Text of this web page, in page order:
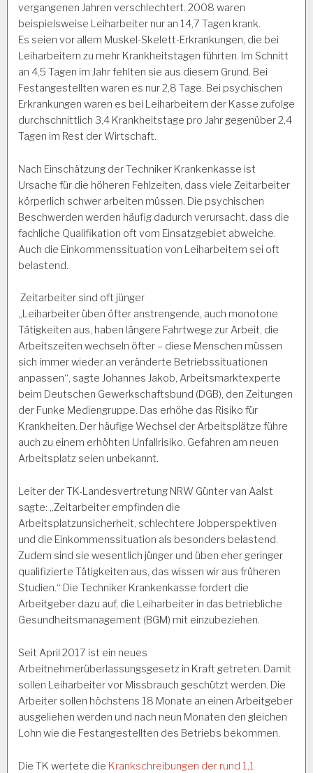
vergangenen Jahren verschlechtert. 2008 waren
beispielsweise Leiharbeiter nur an 14,7 Tagen krank.
Es seien vor allem Muskel-Skelett-Erkrankungen, die bei
Leiharbeitern zu mehr Krankheitstagen führten. Im Schnitt
an 4,5 Tagen im Jahr fehlten sie aus diesem Grund. Bei
Festangestellten waren es nur 2,8 Tage. Bei psychischen
Erkrankungen waren es bei Leiharbeitern der Kasse zufolge
durchschnittlich 3,4 Krankheitstage pro Jahr gegenüber 2,4
Tagen im Rest der Wirtschaft.
Nach Einschätzung der Techniker Krankenkasse ist
Ursache für die höheren Fehlzeiten, dass viele Zeitarbeiter
körperlich schwer arbeiten müssen. Die psychischen
Beschwerden werden häufig dadurch verursacht, dass die
fachliche Qualifikation oft vom Einsatzgebiet abweiche.
Auch die Einkommenssituation von Leiharbeitern sei oft
belastend.
Zeitarbeiter sind oft jünger
„Leiharbeiter üben öfter anstrengende, auch monotone
Tätigkeiten aus, haben längere Fahrtwege zur Arbeit, die
Arbeitszeiten wechseln öfter – diese Menschen müssen
sich immer wieder an veränderte Betriebssituationen
anpassen“, sagte Johannes Jakob, Arbeitsmarktexperte
beim Deutschen Gewerkschaftsbund (DGB), den Zeitungen
der Funke Mediengruppe. Das erhöhe das Risiko für
Krankheiten. Der häufige Wechsel der Arbeitsplätze führe
auch zu einem erhöhten Unfallrisiko. Gefahren am neuen
Arbeitsplatz seien unbekannt.
Leiter der TK-Landesvertretung NRW Günter van Aalst
sagte: „Zeitarbeiter empfinden die
Arbeitsplatzunsicherheit, schlechtere Jobperspektiven
und die Einkommenssituation als besonders belastend.
Zudem sind sie wesentlich jünger und üben eher geringer
qualifizierte Tätigkeiten aus, das wissen wir aus früheren
Studien.“ Die Techniker Krankenkasse fordert die
Arbeitgeber dazu auf, die Leiharbeiter in das betriebliche
Gesundheitsmanagement (BGM) mit einzubeziehen.
Seit April 2017 ist ein neues
Arbeitnehmerüberlassungsgesetz in Kraft getreten. Damit
sollen Leiharbeiter vor Missbrauch geschützt werden. Die
Arbeiter sollen höchstens 18 Monate an einen Arbeitgeber
ausgeliehen werden und nach neun Monaten den gleichen
Lohn wie die Festangestellten des Betriebs bekommen.
Die TK wertete die Krankschreibungen der rund 1,1